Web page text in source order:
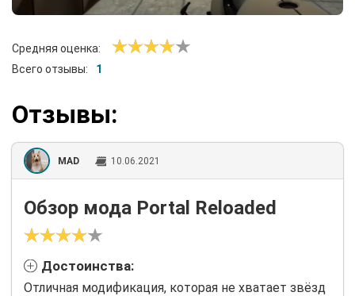
Средняя оценка:
Всего отзывы:
1
Отзывы:
MAD 10.06.2021
Обзор мода Portal Reloaded
Достоинства:
Отличная модификация, которая не хватает звёзд